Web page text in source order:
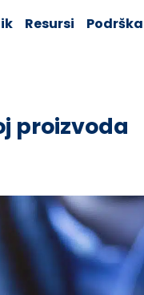
Resursi Podrška
proizvoda